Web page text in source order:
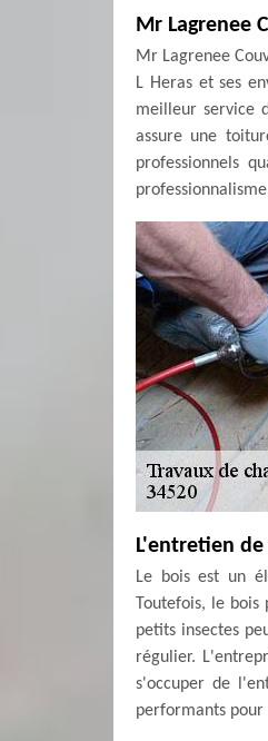
Mr Lagrenee
Mr Lagrenee
L Heras et ses
meilleur service
assure une
professionnels
L'entretien
Le bois est un
Toutefois, le
petits insectes
régulier.
s'occuper de
performants pour